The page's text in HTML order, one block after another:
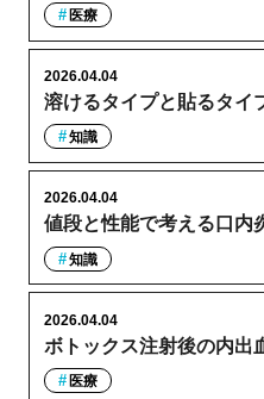
医療
溶けるタイプと貼るタイ
2026.04.04
知識
値段と性能で考える口内
2026.04.04
知識
ボトックス注射後の内出
2026.04.04
医療